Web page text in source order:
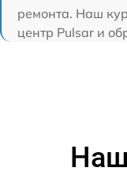
ремонта. Наш
центр Pulsar и